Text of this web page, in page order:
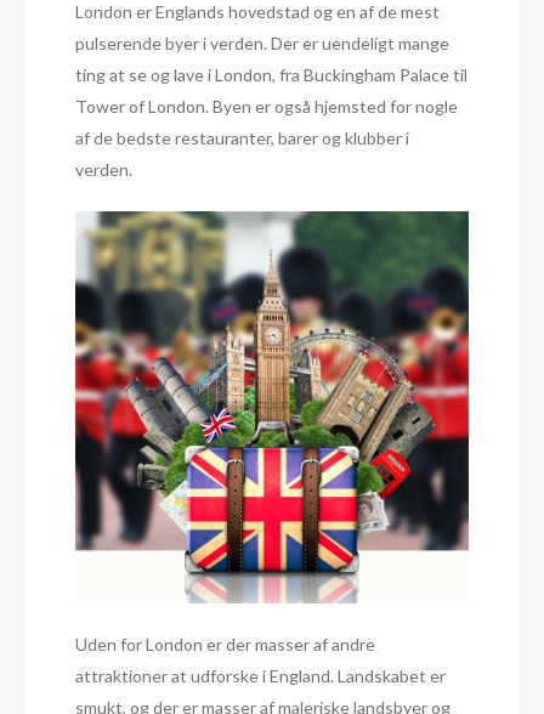
London er Englands hovedstad og en af de mest
pulserende byer i verden. Der er uendeligt mange
ting at se og lave i London, fra Buckingham Palace til
Tower of London. Byen er også hjemsted for nogle
af de bedste restauranter, barer og klubber i
verden.
Uden for London er der masser af andre
attraktioner at udforske i England. Landskabet er
smukt, og der er masser af maleriske landsbyer og